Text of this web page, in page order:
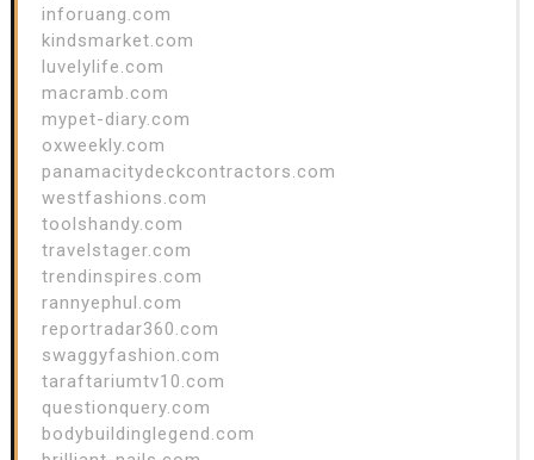
inforuang.com
kindsmarket.com
luvelylife.com
macramb.com
mypet-diary.com
oxweekly.com
panamacitydeckcontractors.com
westfashions.com
toolshandy.com
travelstager.com
trendinspires.com
rannyephul.com
reportradar360.com
swaggyfashion.com
taraftariumtv10.com
questionquery.com
bodybuildinglegend.com